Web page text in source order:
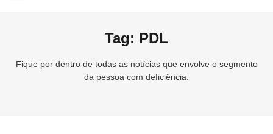
Tag: PDL
Fique por dentro de todas as notícias que envolve o segmento
da pessoa com deficiência.